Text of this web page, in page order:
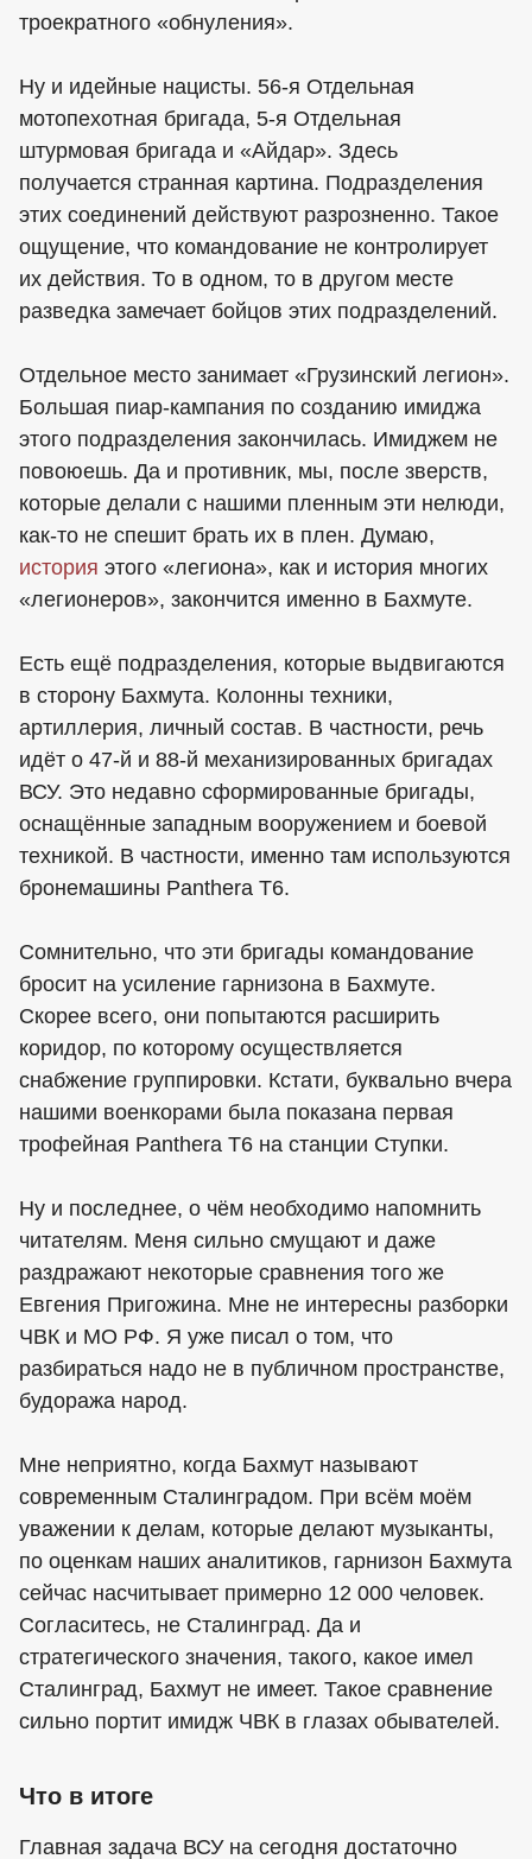
троекратного «обнуления».
Ну и идейные нацисты. 56-я Отдельная
мотопехотная бригада, 5-я Отдельная
штурмовая бригада и «Айдар». Здесь
получается странная картина. Подразделения
этих соединений действуют разрозненно. Такое
ощущение, что командование не контролирует
их действия. То в одном, то в другом месте
разведка замечает бойцов этих подразделений.
Отдельное место занимает «Грузинский легион».
Большая пиар-кампания по созданию имиджа
этого подразделения закончилась. Имиджем не
повоюешь. Да и противник, мы, после зверств,
которые делали с нашими пленным эти нелюди,
как-то не спешит брать их в плен. Думаю,
история этого «легиона», как и история многих
«легионеров», закончится именно в Бахмуте.
Есть ещё подразделения, которые выдвигаются
в сторону Бахмута. Колонны техники,
артиллерия, личный состав. В частности, речь
идёт о 47-й и 88-й механизированных бригадах
ВСУ. Это недавно сформированные бригады,
оснащённые западным вооружением и боевой
техникой. В частности, именно там используются
бронемашины Panthera T6.
Сомнительно, что эти бригады командование
бросит на усиление гарнизона в Бахмуте.
Скорее всего, они попытаются расширить
коридор, по которому осуществляется
снабжение группировки. Кстати, буквально вчера
нашими военкорами была показана первая
трофейная Panthera T6 на станции Ступки.
Ну и последнее, о чём необходимо напомнить
читателям. Меня сильно смущают и даже
раздражают некоторые сравнения того же
Евгения Пригожина. Мне не интересны разборки
ЧВК и МО РФ. Я уже писал о том, что
разбираться надо не в публичном пространстве,
будоража народ.
Мне неприятно, когда Бахмут называют
современным Сталинградом. При всём моём
уважении к делам, которые делают музыканты,
по оценкам наших аналитиков, гарнизон Бахмута
сейчас насчитывает примерно 12 000 человек.
Согласитесь, не Сталинград. Да и
стратегического значения, такого, какое имел
Сталинград, Бахмут не имеет. Такое сравнение
сильно портит имидж ЧВК в глазах обывателей.
Что в итоге
Главная задача ВСУ на сегодня достаточно